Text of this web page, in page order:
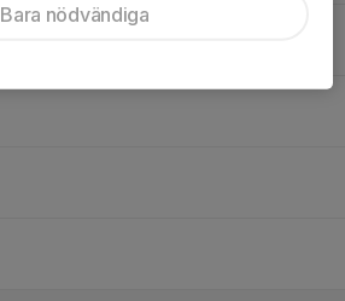
Bara nödvändiga